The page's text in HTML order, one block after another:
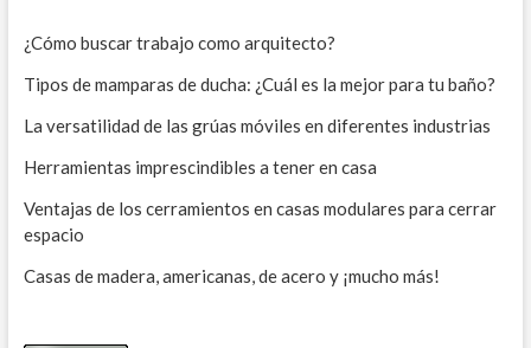
¿Cómo buscar trabajo como arquitecto?
Tipos de mamparas de ducha: ¿Cuál es la mejor para tu baño?
La versatilidad de las grúas móviles en diferentes industrias
Herramientas imprescindibles a tener en casa
Ventajas de los cerramientos en casas modulares para cerrar
espacio
Casas de madera, americanas, de acero y ¡mucho más!